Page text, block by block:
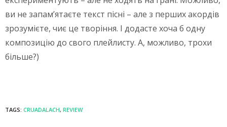
ви не запам’ятаєте текст пісні – але з перших акордів
зрозумієте, чиє це творіння. І додасте хоча б одну
композицію до свого плейлисту. А, можливо, трохи
більше?)
TAGS: CRUADALACH, REVIEW